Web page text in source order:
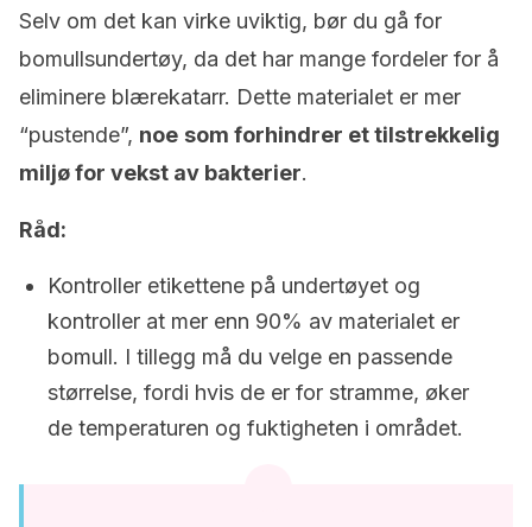
Selv om det kan virke uviktig, bør du gå for
bomullsundertøy, da det har mange fordeler for å
eliminere blærekatarr. Dette materialet er mer
“pustende”, noe som forhindrer et tilstrekkelig
miljø for vekst av bakterier.
Råd:
Kontroller etikettene på undertøyet og
kontroller at mer enn 90% av materialet er
bomull. I tillegg må du velge en passende
størrelse, fordi hvis de er for stramme, øker
de temperaturen og fuktigheten i området.